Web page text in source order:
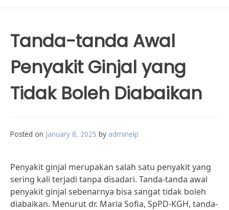
Tanda-tanda Awal
Penyakit Ginjal yang
Tidak Boleh Diabaikan
Posted on January 8, 2025 by adminelp
Penyakit ginjal merupakan salah satu penyakit yang
sering kali terjadi tanpa disadari. Tanda-tanda awal
penyakit ginjal sebenarnya bisa sangat tidak boleh
diabaikan. Menurut dr. Maria Sofia, SpPD-KGH, tanda-